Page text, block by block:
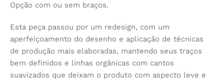
Opção com ou sem braços.
Esta peça passou por um redesign, com um
aperfeiçoamento do desenho e aplicação de técnicas
de produção mais elaboradas, mantendo seus traços
bem definidos e linhas orgânicas com cantos
suavizados que deixam o produto com aspecto leve e